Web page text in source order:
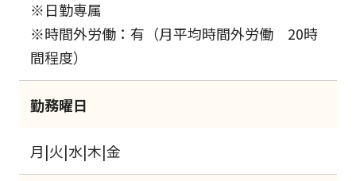
※日勤専属
※時間外労働：有（月平均時間外労働 20時
間程度）
勤務曜日
月|火|水|木|金